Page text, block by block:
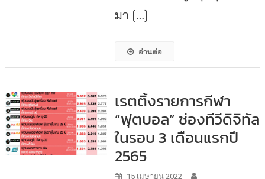
มา […]
อ่านต่อ
เรตติ้งรายการกีฬา
“ฟุตบอล” ช่องทีวีดิจิทัล
ในรอบ 3 เดือนแรกปี
2565
15 เมษายน 2022